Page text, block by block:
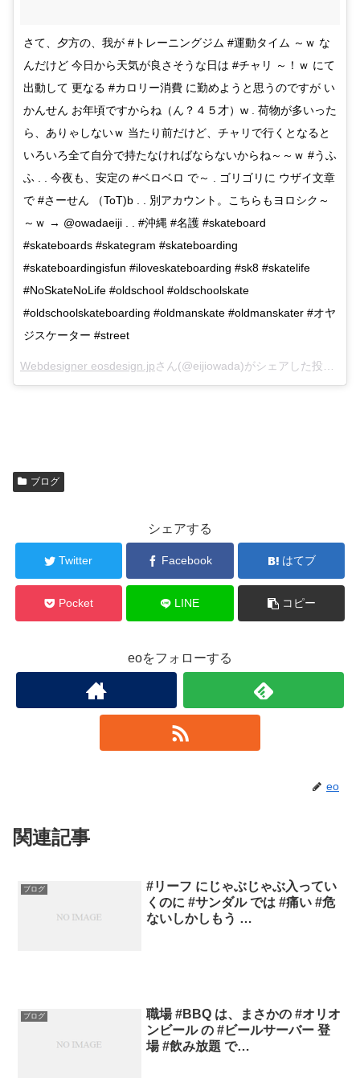
さて、夕方の、我が #トレーニングジム #運動タイム ～ｗ な
んだけど 今日から天気が良さそうな日は #チャリ ～！ｗ にて
出動して 更なる #カロリー消費 に勤めようと思うのですが い
かんせん お年頃ですからね（ん？４５才）w . 荷物が多いった
ら、ありゃしないｗ 当たり前だけど、チャリで行くとなると
いろいろ全て自分で持たなければならないからね～～ｗ #うふ
ふ . . 今夜も、安定の #ベロベロ で～ . ゴリゴリに ウザイ文章
で #さーせん （ToT)b . . 別アカウント。こちらもヨロシク～
～ｗ → @owadaeiji . . #沖縄 #名護 #skateboard
#skateboards #skategram #skateboarding
#skateboardingisfun #iloveskateboarding #sk8 #skatelife
#NoSkateNoLife #oldschool #oldschoolskate
#oldschoolskateboarding #oldmanskate #oldmanskater #オヤ
ジスケーター #street
Webdesigner eosdesign.jpさん(@eijiowada)がシェアした投稿 –
ブログ
シェアする
Twitter Facebook はてブ
Pocket LINE コピー
eoをフォローする
eo
関連記事
ブログ
#リーフ にじゃぶじゃぶ入ってい
くのに #サンダル では #痛い #危
ないしかしもう …
ブログ
職場 #BBQ は、まさかの #オリオ
ンビール の #ビールサーバー 登
場 #飲み放題 で…